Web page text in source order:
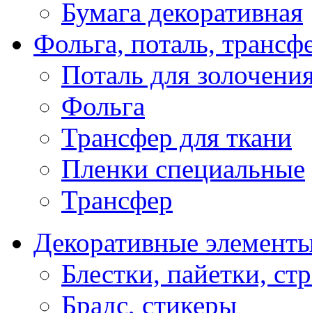
Бумага декоративная
Фольга, поталь,
Поталь для
Фольга
Трансфер для ткани
Пленки специальные
Трансфер
Декоративные
Блестки, пайетки,
Брадс, стикеры